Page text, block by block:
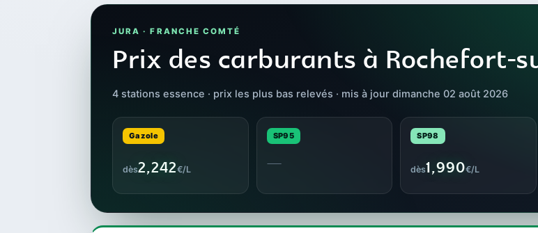
JURA · FRANCHE COMTÉ
Prix des carburants à Rochefort-
4 stations essence · prix les plus bas relevés · mis à jour dimanche 02 août 2026
Gazole
dès2,242€/L
SP95
—
SP98
dès1,990€/L